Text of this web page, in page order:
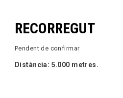
RECORREGUT
Pendent de confirmar
Distància: 5.000 metres.